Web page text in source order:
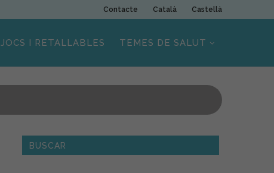
Contacte Català Castellà
JOCS I RETALLABLES TEMES DE SALUT
BUSCAR